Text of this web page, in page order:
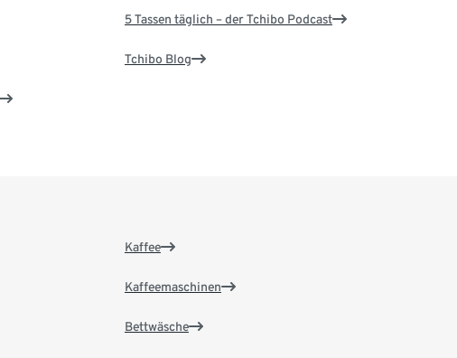
5 Tassen täglich – der Tchibo Podcast
Tchibo Blog
Kaffee
Kaffeemaschinen
Bettwäsche